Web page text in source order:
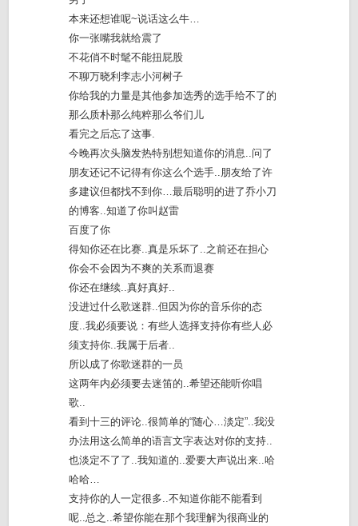
本来还想谁呢~说话这么牛…
你一张嘴我就给震了
不花俏不时髦不能扭屁股
不聊万晓利李志小河树子
你给我的力量是其他参加选秀的选手给不了的
那么质朴那么纯粹那么爷们儿
看完之后忘了这事.
今晚再次头脑发热特别想知道你的消息..问了
朋友还记不记得有你这么个选手..朋友给了许
多建议但都找不到你…最后聪明的进了乔小刀
的博客..知道了你叫赵雷
百度了你
得知你还在比赛..真是乐坏了..之前还在担心
你会不会因为不爽的关系而退赛
你还在继续..真好真好..
没进过什么歌迷群..但因为你的音乐你的态
度..我必须要说：有些人选择支持你有些人必
须支持你..我属于后者..
所以成了你歌迷群的一员
这两年内必须要去迷笛的..希望还能听你唱
歌..
看到十三的评论..很简单的“随心…淡定”..我没
办法用这么简单的语言文字表达对你的支持..
也淡定不了了..我知道的..爱要大声说出来..哈
哈哈…
支持你的人一定很多..不知道你能不能看到
呢..总之..希望你能在那个我理解为很商业的